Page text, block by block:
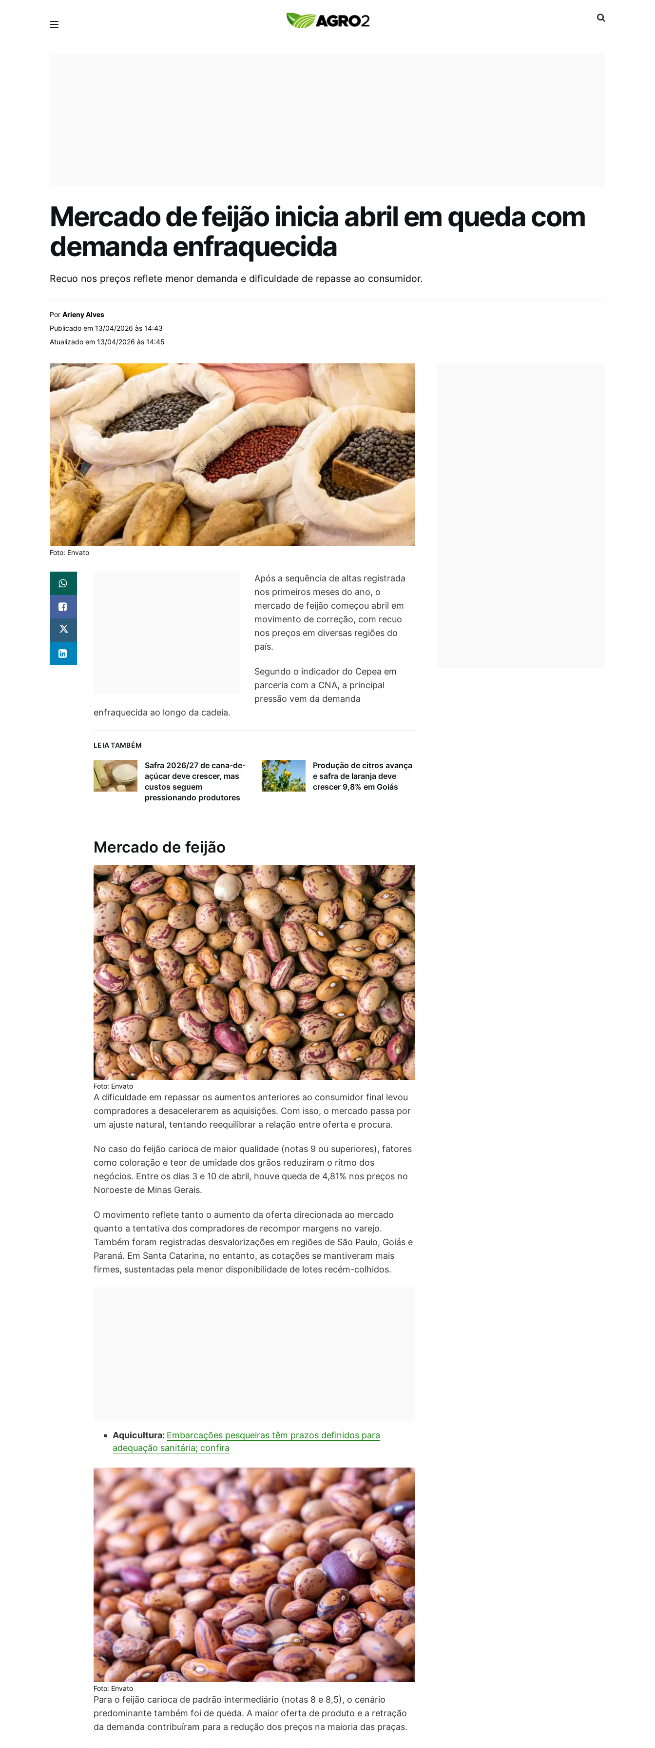
Mercado de feijão inicia abril em queda com
demanda enfraquecida
Recuo nos preços reflete menor demanda e dificuldade de repasse ao consumidor.
Por Arieny Alves
Publicado em 13/04/2026 às 14:43
Atualizado em 13/04/2026 às 14:45
Foto: Envato
Após a sequência de altas registrada
nos primeiros meses do ano, o
mercado de feijão começou abril em
movimento de correção, com recuo
nos preços em diversas regiões do
país.
Segundo o indicador do Cepea em
parceria com a CNA, a principal
pressão vem da demanda
enfraquecida ao longo da cadeia.
LEIA TAMBÉM
Safra 2026/27 de cana-de-
açúcar deve crescer, mas
custos seguem
pressionando produtores
Produção de citros avança
e safra de laranja deve
crescer 9,8% em Goiás
Mercado de feijão
Foto: Envato
A dificuldade em repassar os aumentos anteriores ao consumidor final levou
compradores a desacelerarem as aquisições. Com isso, o mercado passa por
um ajuste natural, tentando reequilibrar a relação entre oferta e procura.
No caso do feijão carioca de maior qualidade (notas 9 ou superiores), fatores
como coloração e teor de umidade dos grãos reduziram o ritmo dos
negócios. Entre os dias 3 e 10 de abril, houve queda de 4,81% nos preços no
Noroeste de Minas Gerais.
O movimento reflete tanto o aumento da oferta direcionada ao mercado
quanto a tentativa dos compradores de recompor margens no varejo.
Também foram registradas desvalorizações em regiões de São Paulo, Goiás e
Paraná. Em Santa Catarina, no entanto, as cotações se mantiveram mais
firmes, sustentadas pela menor disponibilidade de lotes recém-colhidos.
Aquicultura: Embarcações pesqueiras têm prazos definidos para
adequação sanitária; confira
Foto: Envato
Para o feijão carioca de padrão intermediário (notas 8 e 8,5), o cenário
predominante também foi de queda. A maior oferta de produto e a retração
da demanda contribuíram para a redução dos preços na maioria das praças.